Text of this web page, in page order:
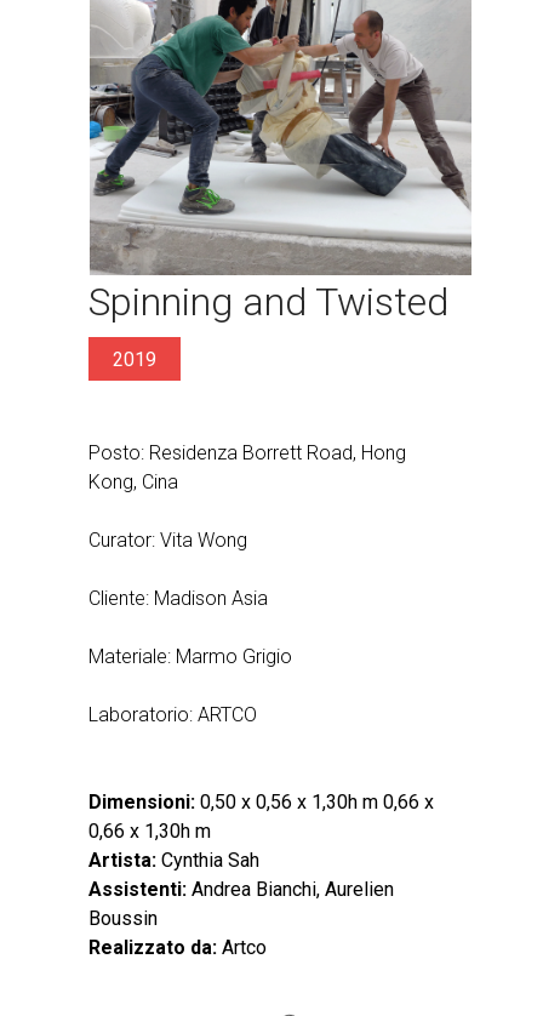
Spinning and Twisted
2019
Posto: Residenza Borrett Road, Hong
Kong, Cina
Curator: Vita Wong
Cliente: Madison Asia
Materiale: Marmo Grigio
Laboratorio: ARTCO
Dimensioni: 0,50 x 0,56 x 1,30h m 0,66 x
0,66 x 1,30h m
Artista: Cynthia Sah
Assistenti: Andrea Bianchi, Aurelien
Boussin
Realizzato da: Artco